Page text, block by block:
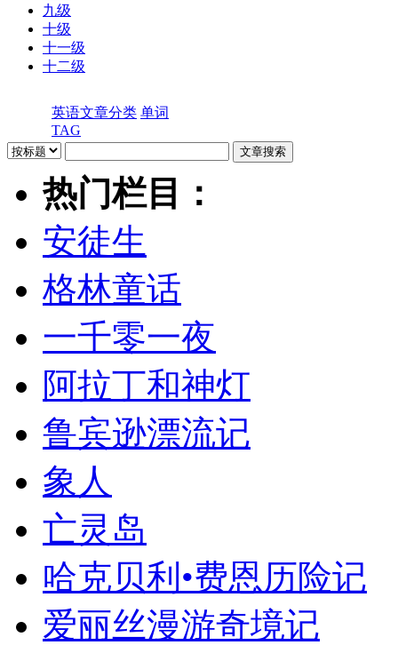
九级
十级
十一级
十二级
英语文章分类 单词
TAG
热门栏目：
安徒生
格林童话
一千零一夜
阿拉丁和神灯
鲁宾逊漂流记
象人
亡灵岛
哈克贝利•费恩历险记
爱丽丝漫游奇境记